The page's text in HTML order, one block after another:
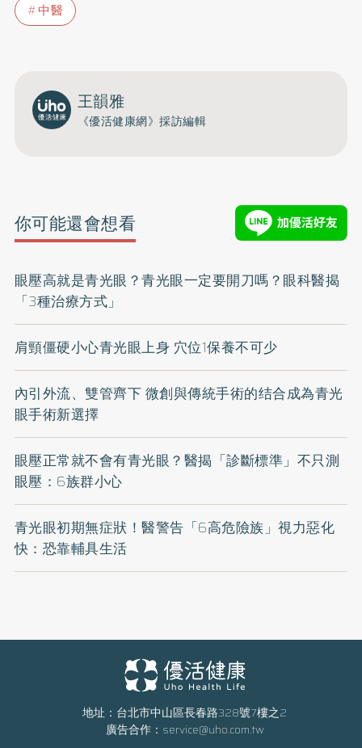
中醫
王韻雅
《優活健康網》採訪編輯
你可能還會想看
眼壓高就是青光眼？青光眼一定要開刀嗎？眼科醫揭
「3種治療方式」
肩頸僵硬小心青光眼上身 穴位1保養不可少
內引外流、雙管齊下 微創與傳統手術的结合成為青光
眼手術新選擇
眼壓正常就不會有青光眼？醫揭「診斷標準」不只測
眼壓：6族群小心
青光眼初期無症狀！醫警告「6高危險族」視力惡化
快：恐靠輔具生活
地址：台北市中山區長春路328號7樓之2
廣告合作： service@uho.com.tw